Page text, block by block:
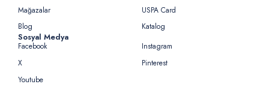
Mağazalar
USPA Card
Blog
Katalog
Sosyal Medya
Facebook
Instagram
X
Pinterest
Youtube